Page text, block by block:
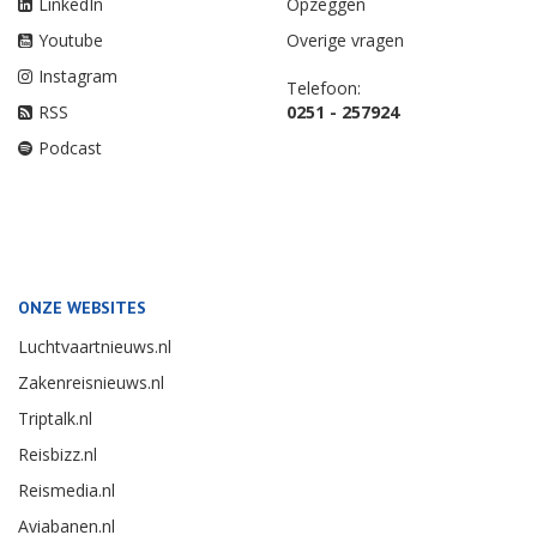
Youtube
Instagram
RSS
Podcast
Overige vragen
Telefoon:
0251 - 257924
ONZE WEBSITES
Luchtvaartnieuws.nl
Zakenreisnieuws.nl
Triptalk.nl
Reisbizz.nl
Reismedia.nl
Aviabanen.nl